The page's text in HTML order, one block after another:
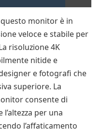
questo monitor è in
veloce e stabile per
risoluzione 4K
nitide e
e fotografi che
superiore. La
consente di
l’altezza per una
l’affaticamento